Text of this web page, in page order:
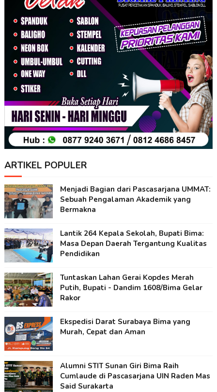
ARTIKEL POPULER
Menjadi Bagian dari Pascasarjana UMMAT:
Sebuah Pengalaman Akademik yang
Bermakna
Lantik 264 Kepala Sekolah, Bupati Bima:
Masa Depan Daerah Tergantung Kualitas
Pendidikan
Tuntaskan Lahan Gerai Kopdes Merah
Putih, Bupati - Dandim 1608/Bima Gelar
Rakor
Ekspedisi Darat Surabaya Bima yang
Murah, Cepat dan Aman
Alumni STIT Sunan Giri Bima Raih
Cumlaude di Pascasarjana UIN Raden Mas
Said Surakarta